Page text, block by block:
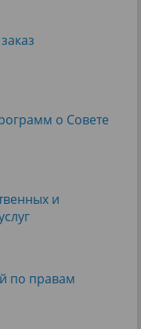
о Cовете
и
по правам